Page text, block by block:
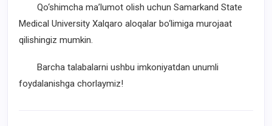
Qo‘shimcha ma’lumot olish uchun Samarkand State
Medical University Xalqaro aloqalar bo‘limiga murojaat
qilishingiz mumkin.
Barcha talabalarni ushbu imkoniyatdan unumli
foydalanishga chorlaymiz!